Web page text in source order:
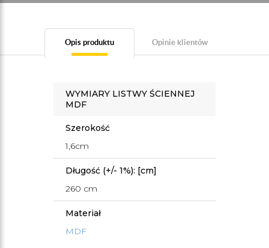
Opis produktu Opinie klientów
WYMIARY LISTWY ŚCIENNEJ
MDF
Szerokość
1,6cm
Długość (+/- 1%): [cm]
260 cm
Materiał
MDF